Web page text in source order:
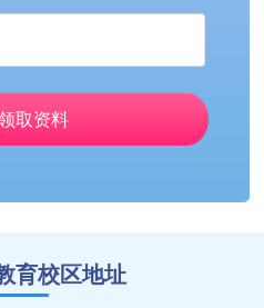
取资料
育校区地址